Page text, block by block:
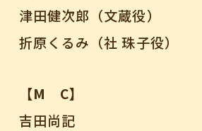
津田健次郎（文蔵役）
折原くるみ（社 珠子役）
【M C】
吉田尚記